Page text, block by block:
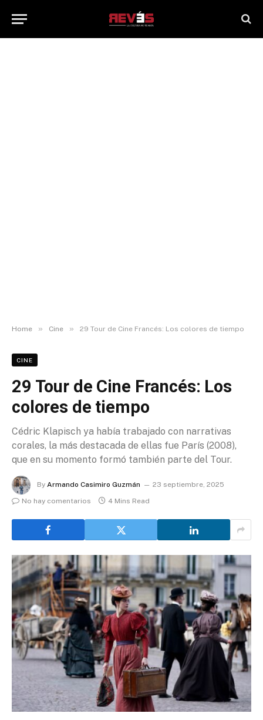
Home » Cine » 29 Tour de Cine Francés: Los colores de tiempo
CINE
29 Tour de Cine Francés: Los
colores de tiempo
Cédric Klapisch ya había trabajado con narrativas
corales, la más destacada de ellas fue París (2008),
que en su momento formó también parte del Tour.
By Armando Casimiro Guzmán
23 septiembre, 2025
No hay comentarios
4 Mins Read